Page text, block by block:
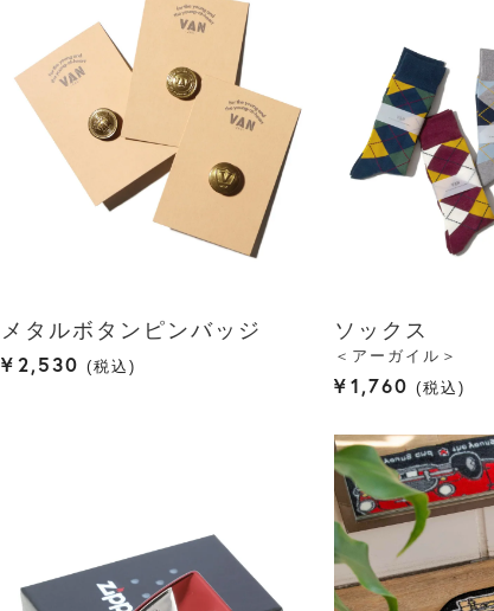
メタルボタンピンバッジ
¥2,530 税込
ソックス
＜アーガイル＞
¥1,760 税込